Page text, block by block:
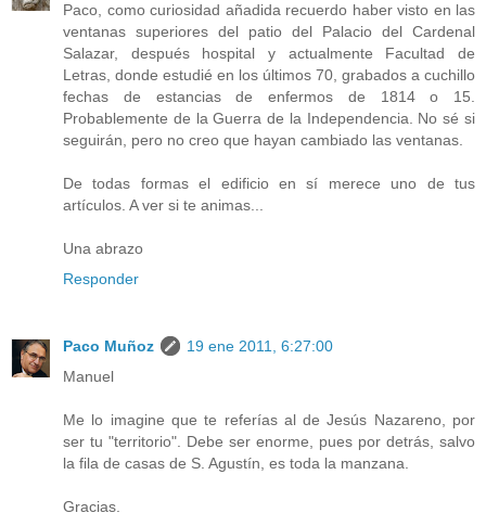
Paco, como curiosidad añadida recuerdo haber visto en las
ventanas superiores del patio del Palacio del Cardenal
Salazar, después hospital y actualmente Facultad de
Letras, donde estudié en los últimos 70, grabados a cuchillo
fechas de estancias de enfermos de 1814 o 15.
Probablemente de la Guerra de la Independencia. No sé si
seguirán, pero no creo que hayan cambiado las ventanas.
De todas formas el edificio en sí merece uno de tus
artículos. A ver si te animas...
Una abrazo
Responder
Paco Muñoz
19 ene 2011, 6:27:00
Manuel
Me lo imagine que te referías al de Jesús Nazareno, por
ser tu "territorio". Debe ser enorme, pues por detrás, salvo
la fila de casas de S. Agustín, es toda la manzana.
Gracias.